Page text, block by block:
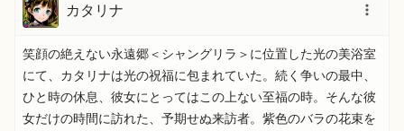
カタリナ
笑顔の絶えない永遠郷＜シャングリラ＞に位置した光の美浴室
にて、カタリナは光の祝福に包まれていた。続く争いの最中、
ひと時の休息、彼女にとってはこの上ない至福の時。そんな彼
女だけの時間に訪れた、予期せぬ来訪者。紫色のバラの花束を